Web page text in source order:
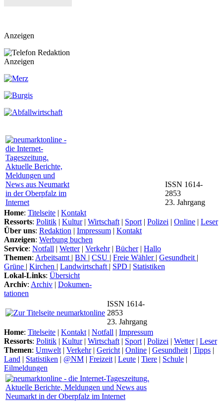
Anzeigen
Anzeigen
ISSN 1614-
2853
23. Jahrgang
Home: Titelseite | Kontakt
Ressorts: Politik | Kultur| Wirtschaft | Sport | Polizei | Online | Leser
Über uns: Redaktion | Impressum | Kontakt
Anzeigen: Werbung buchen
Service: Notfall | Wetter| Verkehr| Bücher| Hallo
Themen: Arbeitsamt | BN | CSU | Freie Wähler | Gesundheit |
Grüne | Kirchen | Landwirtschaft | SPD | Statistiken
Lokal-Links: Übersicht
Archiv: Archiv | Dokumen-
tationen
ISSN 1614-
2853
23. Jahrgang
Home: Titelseite | Kontakt | Notfall | Impressum
Ressorts: Politik | Kultur| Wirtschaft | Sport | Polizei | Wetter| Leser
Themen: Umwelt | Verkehr| Gericht | Online | Gesundheit | Tipps |
Land | Statistiken | @NM | Freizeit | Leute | Tiere | Schule |
Eilmeldungen